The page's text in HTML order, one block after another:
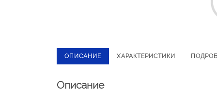
ОПИСАНИЕ ХАРАКТЕРИСТИКИ
Описание